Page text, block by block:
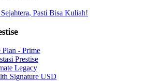
Pasti Bisa Kuliah!
- Prime
Prestise
Legacy
Signature USD